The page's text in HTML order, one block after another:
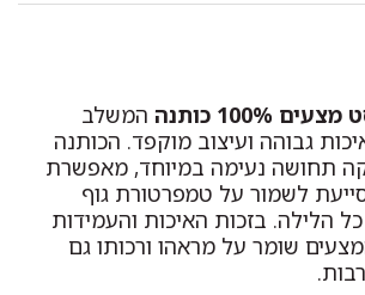
100% כותנה
המשלב
גבוהה ועיצוב מוקפד. הכותנה
תחושה נעימה במיוחד, מאפשרת
לשמור על טמפרטורת גוף
הלילה. בזכות האיכות והעמידות
שומר על מראהו ורכותו גם